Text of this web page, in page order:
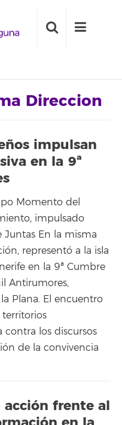
Direccion
impulsan
en la 9ª
Momento del
impulsado
Juntas En la misma
representó a la isla
en la 9ª Cumbre
Antirumores,
Plana. El encuentro
los discursos
de la convivencia
acción frente al